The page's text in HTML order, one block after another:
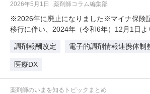
2026年5月1日 薬剤師コラム編集部
※2026年に廃止になりました※マイナ保険
移行に伴い、2024年（令和6年）12月1日よ
調剤報酬改定
電子的調剤情報連携体制
医療DX
薬剤師のいまを知るトピックまとめ